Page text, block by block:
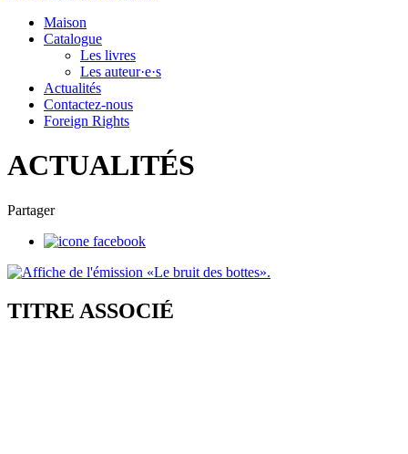
Maison
Catalogue
Les livres
Les auteur·e·s
Actualités
Contactez-nous
Foreign Rights
ACTUALITÉS
Partager
TITRE ASSOCIÉ